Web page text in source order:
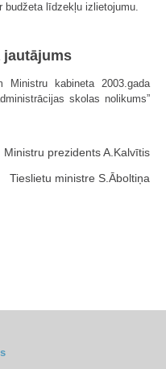
budžeta līdzekļu izlietojumu.
jautājums
kabineta 2003.gada
skolas nolikums”
Ministru prezidents A.Kalvītis
Tieslietu ministre S.Āboltiņa